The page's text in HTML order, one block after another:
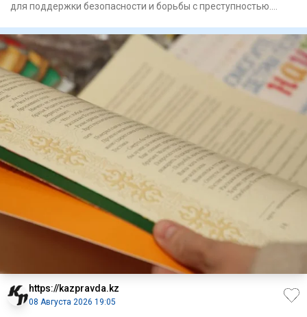
для поддержки безопасности и борьбы с преступностью.
https://kazpravda.kz
08 Августа 2026 19:05